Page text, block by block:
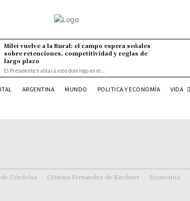
Milei vuelve a la Rural: el campo espera señales
sobre retenciones, competitividad y reglas de
largo plazo
El Presidente hablará este domingo en el...
ARGENTINA MUNDO POLITICA Y ECONOMÍA VIDA
Córdoba Cristina Fernandez de Kirchner Economía